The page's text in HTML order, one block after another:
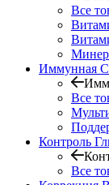
Все
Иммунная
Все
Контроль
Все